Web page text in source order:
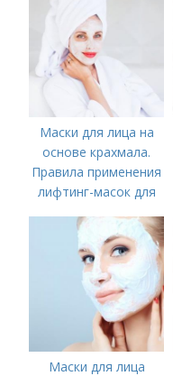
Маски для лица на
основе крахмала.
Правила применения
лифтинг-масок для
Маски для лица